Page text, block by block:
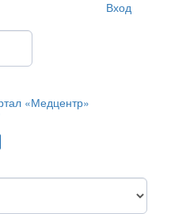
Вход